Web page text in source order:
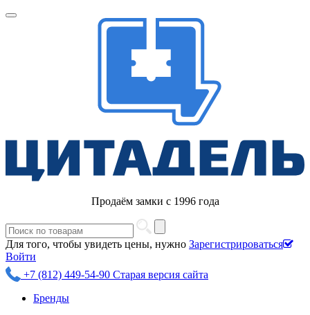
Продаём замки с 1996 года
Для того, чтобы увидеть цены, нужно Зарегистрироваться
Войти
+7 (812) 449-54-90 Старая версия сайта
Бренды